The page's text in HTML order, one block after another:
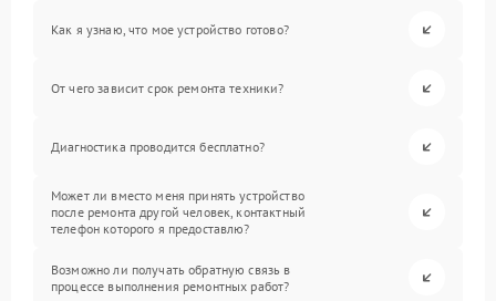
Как я узнаю, что мое устройство готово?
От чего зависит срок ремонта техники?
Диагностика проводится бесплатно?
Может ли вместо меня принять устройство
после ремонта другой человек, контактный
телефон которого я предоставлю?
Возможно ли получать обратную связь в
процессе выполнения ремонтных работ?